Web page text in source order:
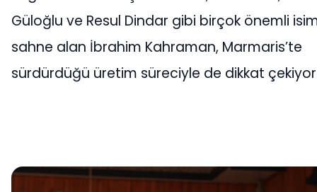
Güloğlu ve Resul Dindar gibi birçok önemli
sahne alan İbrahim Kahraman, Marmaris’te
sürdürdüğü üretim süreciyle de dikkat